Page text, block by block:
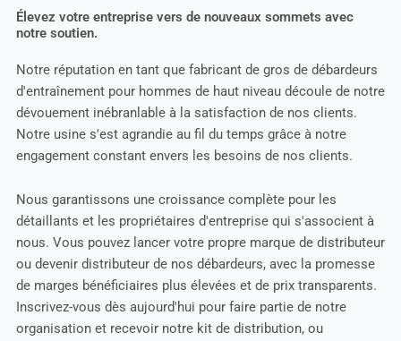
Élevez votre entreprise vers de nouveaux sommets avec
notre soutien.
Notre réputation en tant que fabricant de gros de débardeurs
d'entraînement pour hommes de haut niveau découle de notre
dévouement inébranlable à la satisfaction de nos clients.
Notre usine s'est agrandie au fil du temps grâce à notre
engagement constant envers les besoins de nos clients.
Nous garantissons une croissance complète pour les
détaillants et les propriétaires d'entreprise qui s'associent à
nous. Vous pouvez lancer votre propre marque de distributeur
ou devenir distributeur de nos débardeurs, avec la promesse
de marges bénéficiaires plus élevées et de prix transparents.
Inscrivez-vous dès aujourd'hui pour faire partie de notre
organisation et recevoir notre kit de distribution, ou